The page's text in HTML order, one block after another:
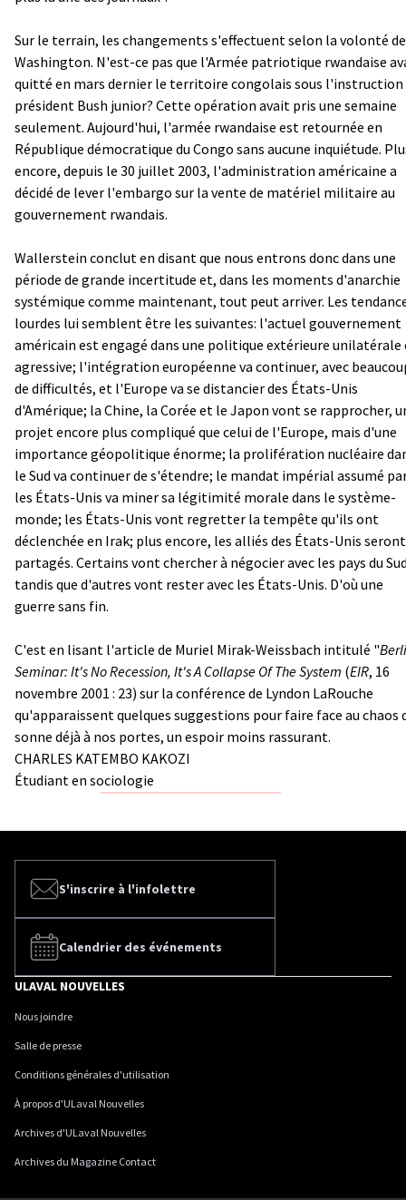
Sur le terrain, les changements s'effectuent selon la volonté de
Washington. N'est-ce pas que l'Armée patriotique rwandaise
quitté en mars dernier le territoire congolais sous l'instruction
président Bush junior? Cette opération avait pris une semaine
seulement. Aujourd'hui, l'armée rwandaise est retournée en
République démocratique du Congo sans aucune inquiétude.
encore, depuis le 30 juillet 2003, l'administration américaine a
décidé de lever l'embargo sur la vente de matériel militaire au
gouvernement rwandais.
Wallerstein conclut en disant que nous entrons donc dans une
période de grande incertitude et, dans les moments d'anarchie
systémique comme maintenant, tout peut arriver. Les
lourdes lui semblent être les suivantes: l'actuel gouvernement
américain est engagé dans une politique extérieure unilatérale
agressive; l'intégration européenne va continuer, avec
de difficultés, et l'Europe va se distancier des États-Unis
d'Amérique; la Chine, la Corée et le Japon vont se rapprocher,
projet encore plus compliqué que celui de l'Europe, mais d'une
importance géopolitique énorme; la prolifération nucléaire
le Sud va continuer de s'étendre; le mandat impérial assumé
les États-Unis va miner sa légitimité morale dans le système-
monde; les États-Unis vont regretter la tempête qu'ils ont
déclenchée en Irak; plus encore, les alliés des États-Unis seront
partagés. Certains vont chercher à négocier avec les pays du
tandis que d'autres vont rester avec les États-Unis. D'où une
guerre sans fin.
C'est en lisant l'article de Muriel Mirak-Weissbach intitulé "
Seminar: It's No Recession, It's A Collapse Of The System (EIR, 16
novembre 2001 : 23) sur la conférence de Lyndon LaRouche
qu'apparaissent quelques suggestions pour faire face au chaos
sonne déjà à nos portes, un espoir moins rassurant.
CHARLES KATEMBO KAKOZI
Étudiant en sociologie
S'inscrire à l'infolettre
Calendrier des événements
ULAVAL NOUVELLES
Nous joindre
Salle de presse
Conditions générales d'utilisation
À propos d'ULaval Nouvelles
Archives d'ULaval Nouvelles
Archives du Magazine Contact